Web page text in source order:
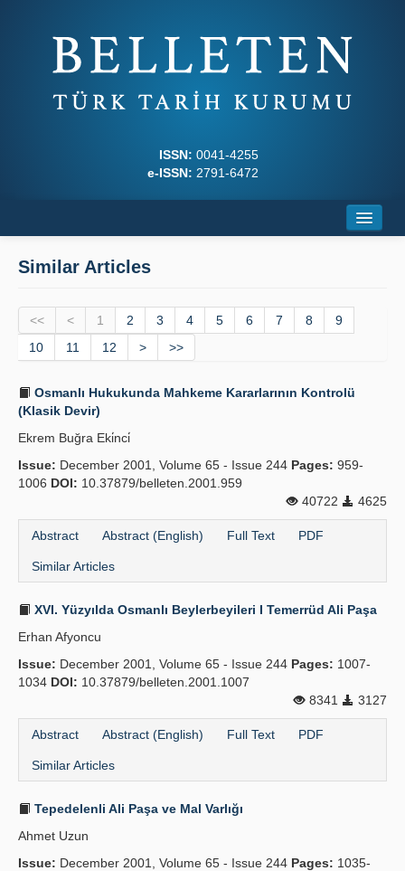
ISSN: 0041-4255
e-ISSN: 2791-6472
Journal Boards
Writing Rules
Principles
Guidelines
Similar Articles
<< < 1 2 3 4 5 6 7 8
9
10
11 12 > >>
Osmanlı Hukukunda Mahkeme Kararlarının Kontrolü
(Klasik Devir)
Ekrem Buğra Eki̇nci̇
Issue: December 2001, Volume 65 - Issue 244 Pages: 959-
1006 DOI: 10.37879/belleten.2001.959
40722
4625
Abstract Abstract (English) Full Text PDF
Similar Articles
XVI. Yüzyılda Osmanlı Beylerbeyileri I Temerrüd Ali Paşa
Erhan Afyoncu
Issue: December 2001, Volume 65 - Issue 244 Pages: 1007-
1034 DOI: 10.37879/belleten.2001.1007
8341
3127
Abstract Abstract (English) Full Text PDF
Similar Articles
Tepedelenli Ali Paşa ve Mal Varlığı
Ahmet Uzun
Issue: December 2001, Volume 65 - Issue 244 Pages: 1035-